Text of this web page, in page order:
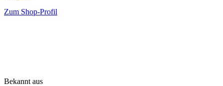
Zum Shop-Profil
Bekannt aus